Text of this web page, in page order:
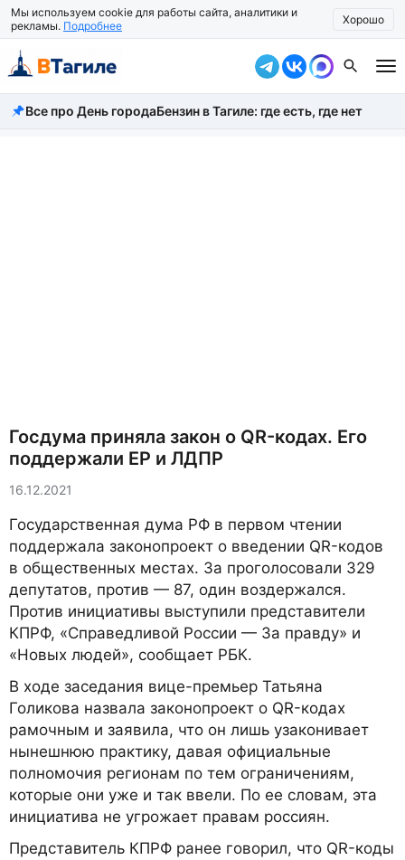
Мы используем cookie для работы сайта, аналитики и
рекламы. Подробнее Хорошо
Все новости
Все про День городаБензин в Тагиле: где есть, где нет
Госдума приняла закон о QR-кодах. Его
поддержали ЕР и ЛДПР
16.12.2021
Государственная дума РФ в первом чтении
поддержала законопроект о введении QR-кодов
в общественных местах. За проголосовали 329
депутатов, против — 87, один воздержался.
Против инициативы выступили представители
КПРФ, «Справедливой России — За правду» и
«Новых людей», сообщает РБК.
В ходе заседания вице-премьер Татьяна
Голикова назвала законопроект о QR-кодах
рамочным и заявила, что он лишь узаконивает
нынешнюю практику, давая официальные
полномочия регионам по тем ограничениям,
которые они уже и так ввели. По ее словам, эта
инициатива не угрожает правам россиян.
Представитель КПРФ ранее говорил, что QR-коды